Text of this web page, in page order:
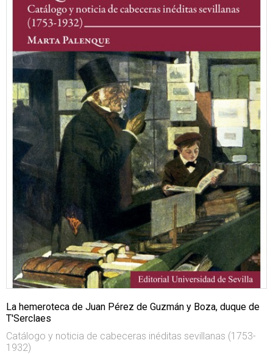
La hemeroteca de Juan Pérez de Guzmán y Boza, duque de
T'Serclaes
Catálogo y noticia de cabeceras inéditas sevillanas (1753-
1932)